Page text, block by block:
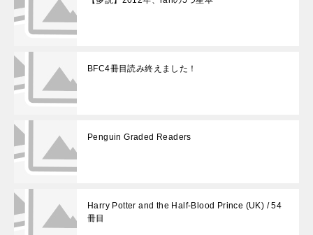
BFC4冊目読み終えました！
Penguin Graded Readers
Harry Potter and the Half-Blood Prince (UK) / 54
冊目